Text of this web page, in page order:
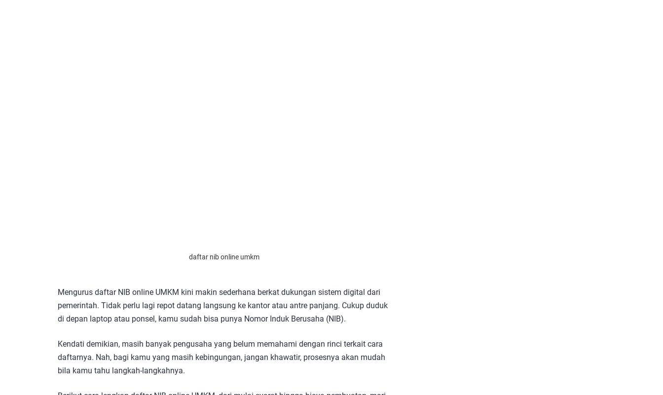
daftar nib online umkm
Mengurus daftar NIB online UMKM kini makin sederhana berkat dukungan sistem digital dari
pemerintah. Tidak perlu lagi repot datang langsung ke kantor atau antre panjang. Cukup duduk
di depan laptop atau ponsel, kamu sudah bisa punya Nomor Induk Berusaha (NIB).
Kendati demikian, masih banyak pengusaha yang belum memahami dengan rinci terkait cara
daftarnya. Nah, bagi kamu yang masih kebingungan, jangan khawatir, prosesnya akan mudah
bila kamu tahu langkah-langkahnya.